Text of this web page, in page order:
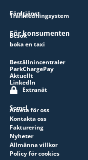
Färdtjänst
Trafikledningsystem
För konsumenten
Besök
boka en taxi
Beställnincentraler
ParkChargePay
Aktuellt
LinkedIn
Extranät
Semel
Arbeta för oss
Kontakta oss
Fakturering
Nyheter
Allmänna villkor
Policy för cookies